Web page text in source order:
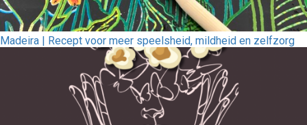
Madeira | Recept voor meer speelsheid, mildheid en zelfzorg